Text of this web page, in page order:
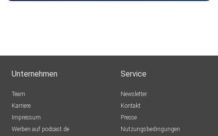
Unternehmen
Team
Karriere
Impressum
Werben auf podcast.de
Service
Newsletter
Kontakt
Presse
Nutzungsbedingungen